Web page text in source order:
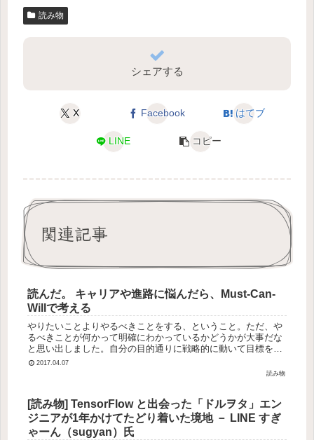
読み物
シェアする
X Facebook はてブ
LINE コピー
関連記事
読んだ。 キャリアや進路に悩んだら、Must-Can-
Willで考える
やりたいことよりやるべきことをする、ということ。ただ、や
るべきことが何かって明確にわかっているかどうかが大事だな
と思い出しました。自分の目的通りに戦略的に動いて目標を達
成できている、もしくは達成するまでの道がつかめているから
2017.04.07
読み物
[読み物] TensorFlow と出会った「ドルヲタ」エン
ジニアが1年かけてたどり着いた境地 － LINE すぎ
ゃーん（sugyan）氏